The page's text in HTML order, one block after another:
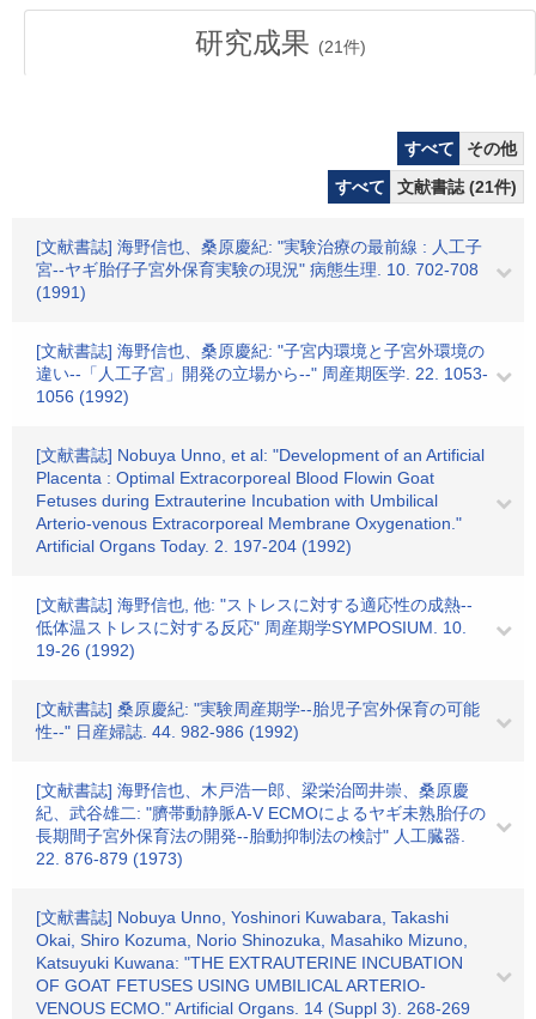
研究成果 (21件)
すべて
その他
すべて
文献書誌 (21件)
[文献書誌] 海野信也、桑原慶紀: "実験治療の最前線 : 人工子
宮--ヤギ胎仔子宮外保育実験の現況" 病態生理. 10. 702-708
(1991)
[文献書誌] 海野信也、桑原慶紀: "子宮内環境と子宮外環境の
違い--「人工子宮」開発の立場から--" 周産期医学. 22. 1053-
1056 (1992)
[文献書誌] Nobuya Unno, et al: "Development of an Artificial
Placenta : Optimal Extracorporeal Blood Flowin Goat
Fetuses during Extrauterine Incubation with Umbilical
Arterio-venous Extracorporeal Membrane Oxygenation."
Artificial Organs Today. 2. 197-204 (1992)
[文献書誌] 海野信也, 他: "ストレスに対する適応性の成熱--
低体温ストレスに対する反応" 周産期学SYMPOSIUM. 10.
19-26 (1992)
[文献書誌] 桑原慶紀: "実験周産期学--胎児子宮外保育の可能
性--" 日産婦誌. 44. 982-986 (1992)
[文献書誌] 海野信也、木戸浩一郎、梁栄治岡井崇、桑原慶
紀、武谷雄二: "臍帯動静脈A-V ECMOによるヤギ未熟胎仔の
長期間子宮外保育法の開発--胎動抑制法の検討" 人工臓器.
22. 876-879 (1973)
[文献書誌] Nobuya Unno, Yoshinori Kuwabara, Takashi
Okai, Shiro Kozuma, Norio Shinozuka, Masahiko Mizuno,
Katsuyuki Kuwana: "THE EXTRAUTERINE INCUBATION
OF GOAT FETUSES USING UMBILICAL ARTERIO-
VENOUS ECMO." Artificial Organs. 14 (Suppl 3). 268-269